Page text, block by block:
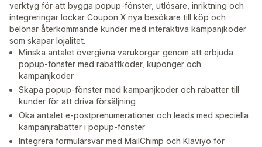
verktyg för att bygga popup-fönster, utlösare, inriktning och
integreringar lockar Coupon X nya besökare till köp och
belönar återkommande kunder med interaktiva kampanjkoder
som skapar lojalitet.
Minska antalet övergivna varukorgar genom att erbjuda
popup-fönster med rabattkoder, kuponger och
kampanjkoder
Skapa popup-fönster med kampanjkoder och rabatter till
kunder för att driva försäljning
Öka antalet e-postprenumerationer och leads med speciella
kampanjrabatter i popup-fönster
Integrera formulärsvar med MailChimp och Klaviyo för